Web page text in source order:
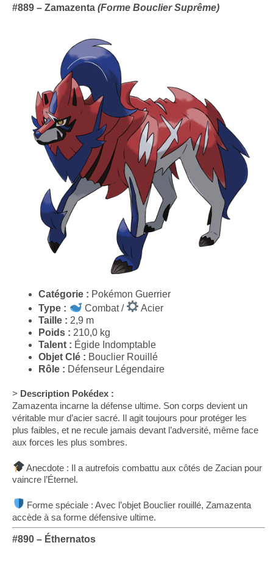
#889 – Zamazenta (Forme Bouclier Suprême)
Catégorie : Pokémon Guerrier
Type :
Combat /
Acier
Taille : 2,9 m
Poids : 210,0 kg
Talent : Égide Indomptable
Objet Clé : Bouclier Rouillé
Rôle : Défenseur Légendaire
> Description Pokédex :
Zamazenta incarne la défense ultime. Son corps devient un
véritable mur d’acier sacré. Il agit toujours pour protéger les
plus faibles, et ne recule jamais devant l’adversité, même face
aux forces les plus sombres.
Anecdote : Il a autrefois combattu aux côtés de Zacian pour
vaincre l’Éternel.
Forme spéciale : Avec l’objet Bouclier rouillé, Zamazenta
accède à sa forme défensive ultime.
#890 – Éthernatos